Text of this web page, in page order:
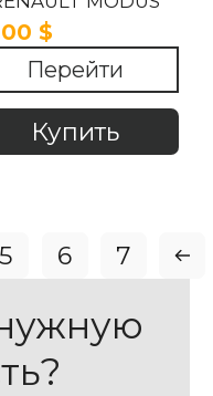
2004-2007
$
Перейти
Купить
5 6 7